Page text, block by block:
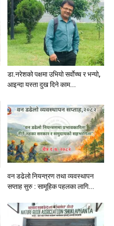
डा.नरेशको पक्षमा उभियो सर्वाेच्च र भन्यो,
आइन्दा यस्ता दुख दिने काम...
वन डढेलो नियन्त्रण तथा व्यवस्थापन
सप्ताह सुरु : सामूहिक पहलका लागि...